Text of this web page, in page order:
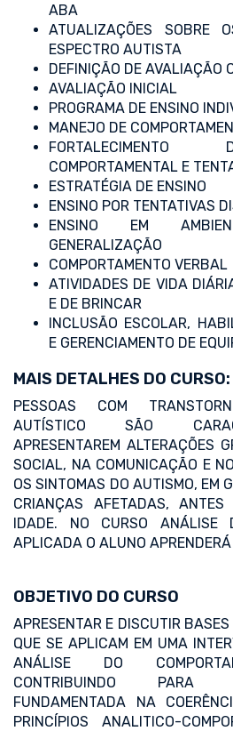
ABA
ATUALIZAÇÕES SOBRE
ESPECTRO AUTISTA
DEFINIÇÃO DE AVALIAÇÃO
AVALIAÇÃO INICIAL
PROGRAMA DE ENSINO
MANEJO DE
FORTALECIMENTO
COMPORTAMENTAL E
ESTRATÉGIA DE ENSINO
ENSINO POR TENTATIVAS
ENSINO EM
GENERALIZAÇÃO
COMPORTAMENTO VERBAL
ATIVIDADES DE VIDA
E DE BRINCAR
INCLUSÃO ESCOLAR,
E GERENCIAMENTO DE
MAIS DETALHES DO CURSO:
PESSOAS COM
AUTÍSTICO SÃO
APRESENTAREM ALTERAÇÕES
SOCIAL, NA COMUNICAÇÃO E
OS SINTOMAS DO AUTISMO, EM
CRIANÇAS AFETADAS,
IDADE. NO CURSO ANÁLISE
APLICADA O ALUNO
OBJETIVO DO CURSO
APRESENTAR E DISCUTIR
QUE SE APLICAM EM UMA
ANÁLISE DO
CONTRIBUINDO PARA
FUNDAMENTADA NA
PRINCÍPIOS ANALITICO-